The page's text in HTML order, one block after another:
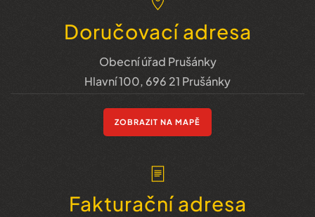
Doručovací adresa
Obecní úřad Prušánky
Hlavní 100, 696 21 Prušánky
ZOBRAZIT NA MAPĚ
Fakturační adresa